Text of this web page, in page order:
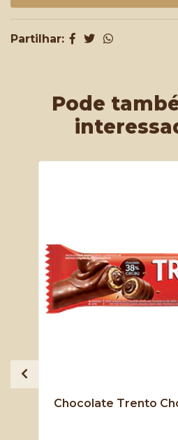
Partilhar:
Pode
Chocolate Trento